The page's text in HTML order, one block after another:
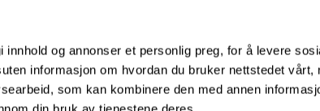
og annonser et personlig preg, for å levere
informasjon om hvordan du bruker nettstedet vårt,
som kan kombinere den med annen